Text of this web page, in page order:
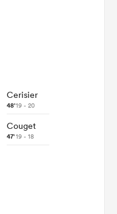
Cerisier
48'19 - 20
Couget
47'19 - 18